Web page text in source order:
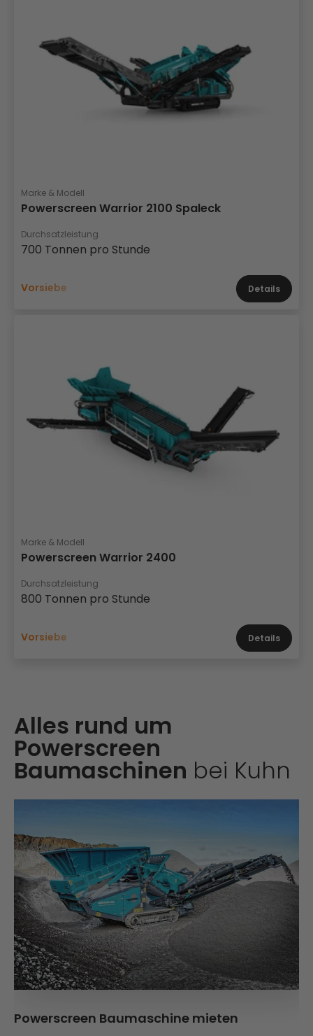
Marke & Modell
Powerscreen Warrior 2100 Spaleck
Durchsatzleistung
700 Tonnen pro Stunde
Vorsiebe Details
Marke & Modell
Powerscreen Warrior 2400
Durchsatzleistung
800 Tonnen pro Stunde
Vorsiebe Details
Alles rund um
Powerscreen
Baumaschinen bei Kuhn
Powerscreen Baumaschine mieten